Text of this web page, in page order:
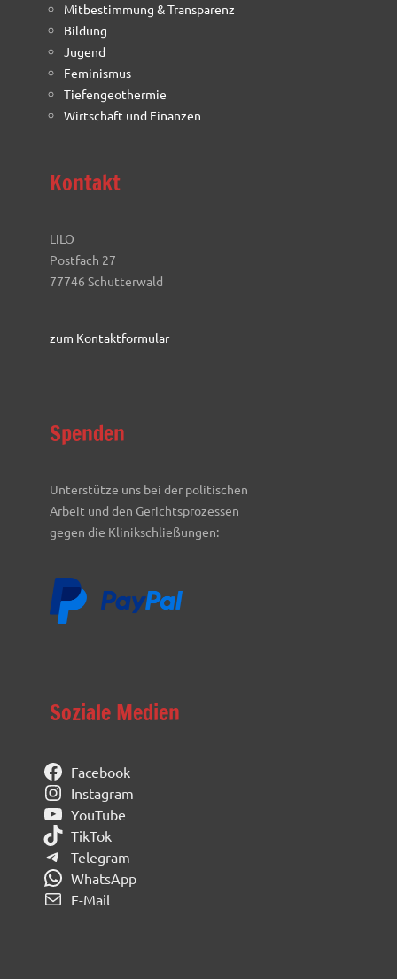
Mitbestimmung & Transparenz
Bildung
Jugend
Feminismus
Tiefengeothermie
Wirtschaft und Finanzen
Kontakt
LiLO
Postfach 27
77746 Schutterwald
zum Kontaktformular
Spenden
Unterstütze uns bei der politischen
Arbeit und den Gerichtsprozessen
gegen die Klinikschließungen:
Soziale Medien
Facebook
Instagram
YouTube
TikTok
Telegram
WhatsApp
E-Mail